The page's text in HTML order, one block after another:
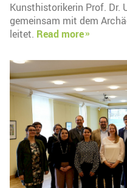
Kunsthistorikerin Prof. Dr.
gemeinsam mit dem
leitet. Read more